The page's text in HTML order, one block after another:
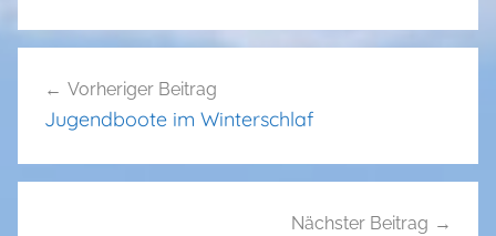
Vorheriger Beitrag
Jugendboote im Winterschlaf
Nächster Beitrag